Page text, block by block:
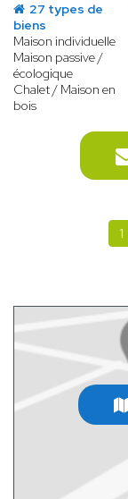
27 types de
biens
Maison individuelle
Maison passive /
écologique
Chalet / Maison en
bois
1